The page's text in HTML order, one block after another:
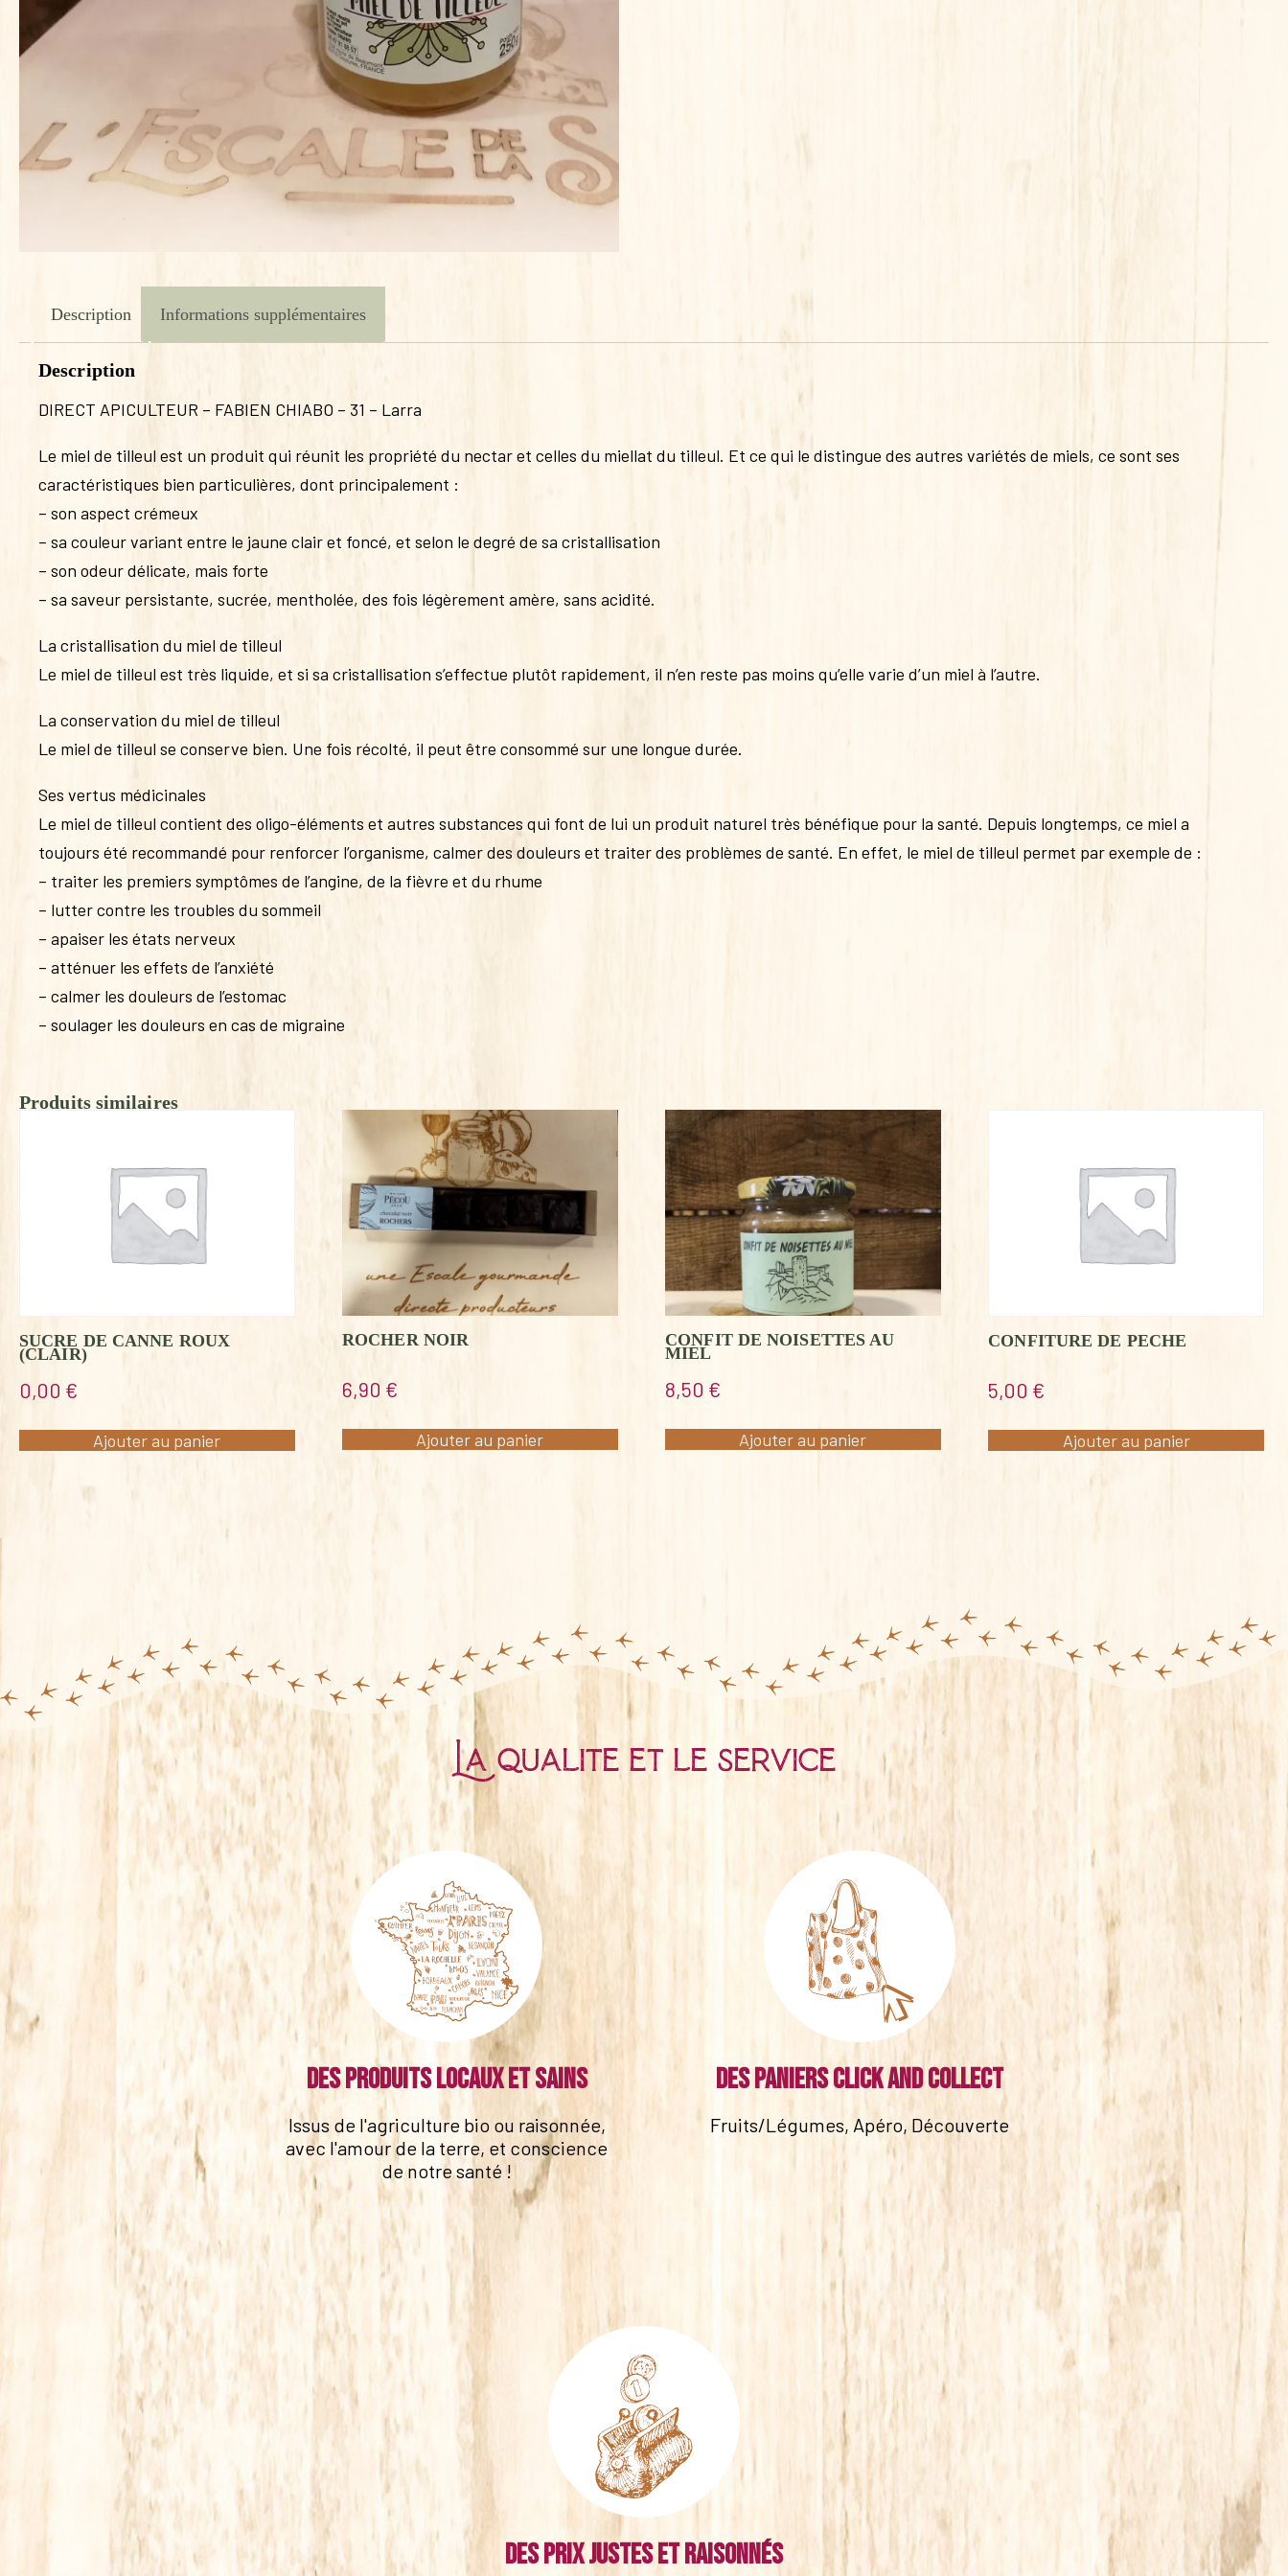
Description Informations supplémentaires
Description
DIRECT APICULTEUR – FABIEN CHIABO – 31 – Larra
Le miel de tilleul est un produit qui réunit les propriété du nectar et celles du miellat du tilleul. Et ce qui le distingue des autres variétés de miels, ce sont ses
caractéristiques bien particulières, dont principalement :
– son aspect crémeux
– sa couleur variant entre le jaune clair et foncé, et selon le degré de sa cristallisation
– son odeur délicate, mais forte
– sa saveur persistante, sucrée, mentholée, des fois légèrement amère, sans acidité.
La cristallisation du miel de tilleul
Le miel de tilleul est très liquide, et si sa cristallisation s’effectue plutôt rapidement, il n’en reste pas moins qu’elle varie d’un miel à l’autre.
La conservation du miel de tilleul
Le miel de tilleul se conserve bien. Une fois récolté, il peut être consommé sur une longue durée.
Ses vertus médicinales
Le miel de tilleul contient des oligo-éléments et autres substances qui font de lui un produit naturel très bénéfique pour la santé. Depuis longtemps, ce miel a
toujours été recommandé pour renforcer l’organisme, calmer des douleurs et traiter des problèmes de santé. En effet, le miel de tilleul permet par exemple de :
– traiter les premiers symptômes de l’angine, de la fièvre et du rhume
– lutter contre les troubles du sommeil
– apaiser les états nerveux
– atténuer les effets de l’anxiété
– calmer les douleurs de l’estomac
– soulager les douleurs en cas de migraine
Produits similaires
SUCRE DE CANNE ROUX
(CLAIR)
0,00 €
Ajouter au panier
ROCHER NOIR
6,90 €
Ajouter au panier
CONFIT DE NOISETTES AU
MIEL
8,50 €
Ajouter au panier
CONFITURE DE PECHE
5,00 €
Ajouter au panier
La qualité et le service
Des produits locaux et sains
Issus de l'agriculture bio ou raisonnée,
avec l'amour de la terre, et conscience
de notre santé !
Des paniers click and collect
Fruits/Légumes, Apéro, Découverte
Des prix justes et raisonnés